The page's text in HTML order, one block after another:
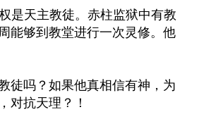
是天主教徒。赤柱监狱中有教
能够到教堂进行一次灵修。他
徒吗？如果他真相信有神，为
对抗天理？！